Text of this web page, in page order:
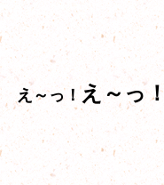
え～っ！え～っ！